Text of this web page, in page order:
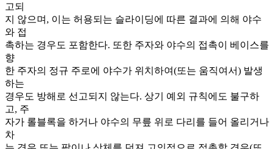
고되
지 않으며, 이는 허용되는 슬라이딩에 따른 결과에 의해 야수
와 접
촉하는 경우도 포함한다. 또한 주자와 야수의 접촉이 베이스를
향
한 주자의 정규 주로에 야수가 위치하여(또는 움직여서) 발생
하는
경우도 방해로 선고되지 않는다. 상기 예외 규칙에도 불구하
고, 주
자가 롤블록을 하거나 야수의 무릎 위로 다리를 들어 올리거나
차